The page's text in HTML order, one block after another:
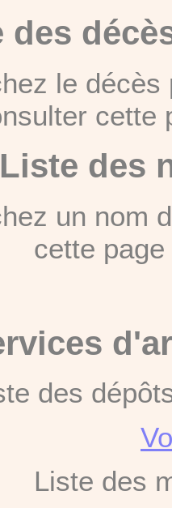
des
le
Liste des
un nom
cette
des
Liste des